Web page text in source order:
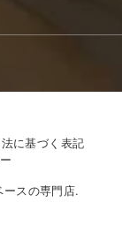
に基づく表記
スの専門店.